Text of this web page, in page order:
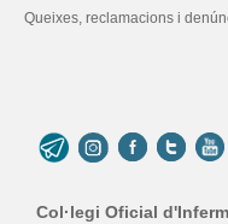
Queixes, reclamacions i
Col·legi Oficial